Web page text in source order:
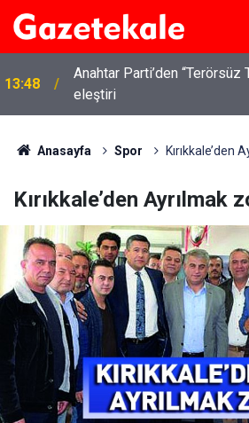
13:48
Anahtar Parti’den “Terörsüz
eleştiri
Anasayfa Spor Kırıkkale’den
Kırıkkale’den Ayrılmak